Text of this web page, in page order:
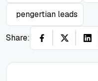
pengertian leads
Share: